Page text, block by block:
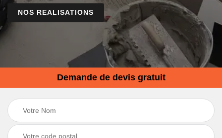
NOS REALISATIONS
Demande de devis gratuit